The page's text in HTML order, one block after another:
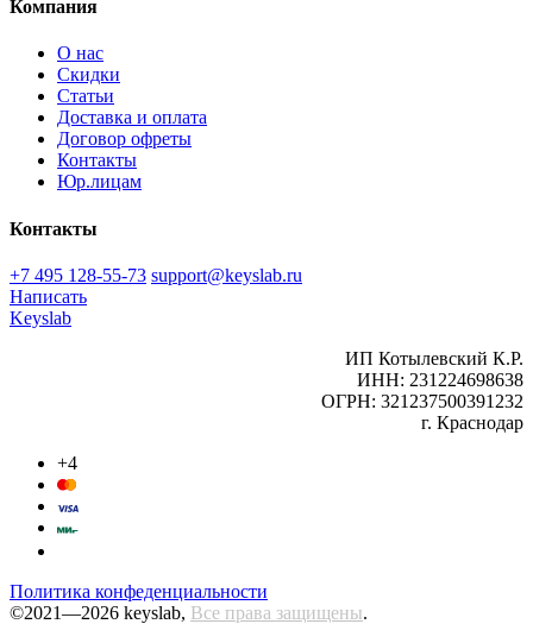
Компания
О нас
Скидки
Статьи
Доставка и оплата
Договор офреты
Контакты
Юр.лицам
Контакты
+7 495 128-55-73 support@keyslab.ru
Написать
Keyslab
ИП Котылевский К.Р.
ИНН: 231224698638
ОГРН: 321237500391232
г. Краснодар
+4
Политика конфеденциальности
©2021—2026 keyslab, Все права защищены.